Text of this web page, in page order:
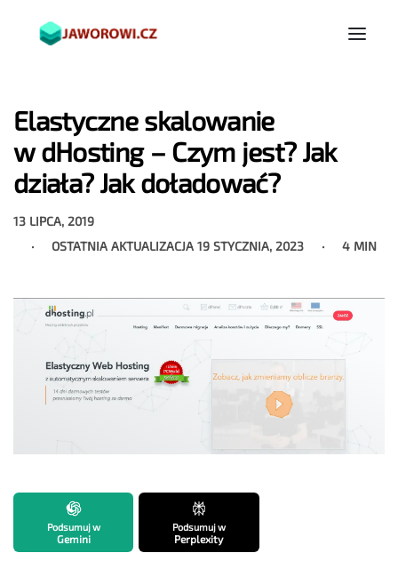
Elastyczne skalowanie
w dHosting – Czym jest? Jak
działa? Jak doładować?
13 LIPCA, 2019
OSTATNIA AKTUALIZACJA19 STYCZNIA, 2023 4 MIN
Podsumuj w
Gemini
Podsumuj w
Perplexity